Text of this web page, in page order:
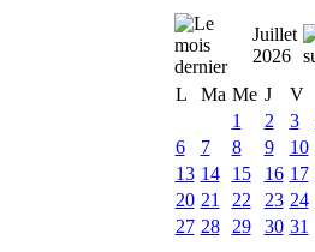
Juillet
2026
L
Ma Me J V
1
2 3
6
7 8 9 10
13 14 15 16 17
20 21 22 23 24
27 28 29 30 31